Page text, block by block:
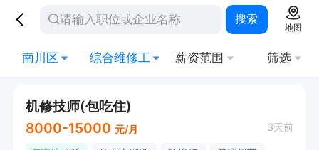
搜索
地图
南川区 综合维修工 薪资范围 筛选
机修技师(包吃住)
8000-15000 元/月 3天前